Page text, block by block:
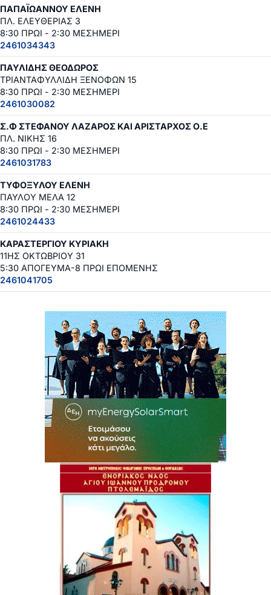
ΠΑΠΑΪΩΑΝΝΟΥ ΕΛΕΝΗ
ΠΛ. ΕΛΕΥΘΕΡΙΑΣ 3
8:30 ΠΡΩΙ - 2:30 ΜΕΣΗΜΕΡΙ
2461034343
ΠΑΥΛΙΔΗΣ ΘΕΟΔΩΡΟΣ
ΤΡΙΑΝΤΑΦΥΛΛΙΔΗ ΞΕΝΟΦΩΝ 15
8:30 ΠΡΩΙ - 2:30 ΜΕΣΗΜΕΡΙ
2461030082
Σ.Φ ΣΤΕΦΑΝΟΥ ΛΑΖΑΡΟΣ ΚΑΙ ΑΡΙΣΤΑΡΧΟΣ Ο.Ε
ΠΛ. ΝΙΚΗΣ 16
8:30 ΠΡΩΙ - 2:30 ΜΕΣΗΜΕΡΙ
2461031783
ΤΥΦΟΞΥΛΟΥ ΕΛΕΝΗ
ΠΑΥΛΟΥ ΜΕΛΑ 12
8:30 ΠΡΩΙ - 2:30 ΜΕΣΗΜΕΡΙ
2461024433
ΚΑΡΑΣΤΕΡΓΙΟΥ ΚΥΡΙΑΚΗ
11ΗΣ ΟΚΤΩΒΡΙΟΥ 31
5:30 ΑΠΟΓΕΥΜΑ-8 ΠΡΩΙ ΕΠΟΜΕΝΗΣ
2461041705